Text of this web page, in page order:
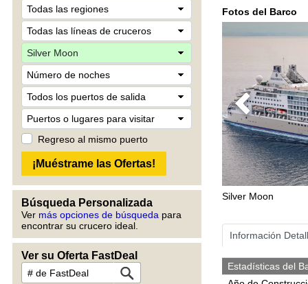
Regreso al mismo puerto
Búsqueda Personalizada
Ver más opciones de búsqueda para
encontrar su crucero ideal.
Ver su Oferta FastDeal
Fotos del Barco
Previous
Silver Moon
Información
Estadísticas del